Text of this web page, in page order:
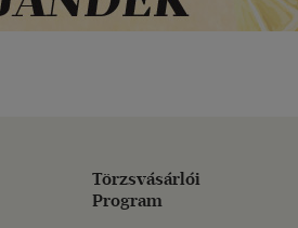
Törzsvásárlói
Program